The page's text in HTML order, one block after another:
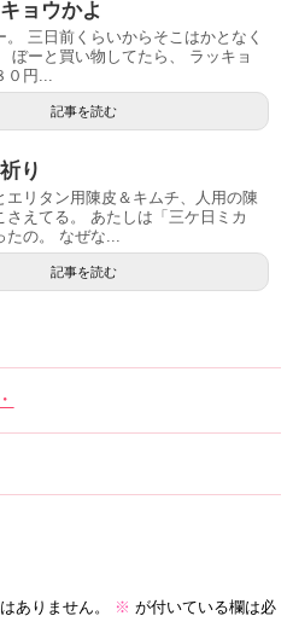
ョウかよ
。 三日前くらいからそこはかとなく
ぼーと買い物してたら、 ラッキョ
０円...
記事を読む
り
エリタン用陳皮＆キムチ、人用の陳
さえてる。 あたしは「三ケ日ミカ
たの。 なぜな...
記事を読む
ありません。 ※ が付いている欄は必